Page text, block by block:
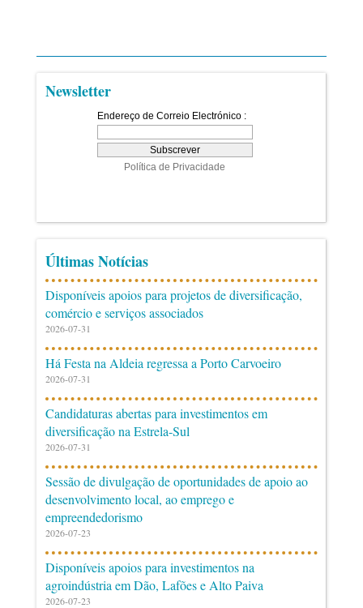
Newsletter
Últimas Notícias
Disponíveis apoios para projetos de diversificação,
comércio e serviços associados
2026-07-31
Há Festa na Aldeia regressa a Porto Carvoeiro
2026-07-31
Candidaturas abertas para investimentos em
diversificação na Estrela-Sul
2026-07-31
Sessão de divulgação de oportunidades de apoio ao
desenvolvimento local, ao emprego e
empreendedorismo
2026-07-23
Disponíveis apoios para investimentos na
agroindústria em Dão, Lafões e Alto Paiva
2026-07-23